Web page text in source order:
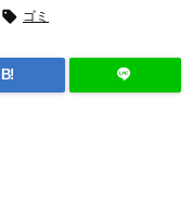
 ゴミ
B!